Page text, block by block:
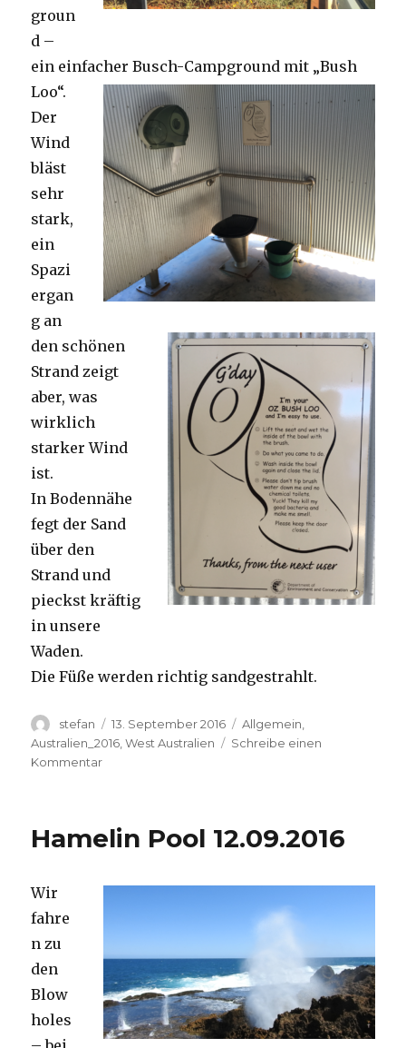
groun
d –
ein einfacher Busch-Campground mit „Bush
Loo“.
Der
Wind
bläst
sehr
stark,
ein
Spazi
ergan
g an
den schönen
Strand zeigt
aber, was
wirklich
starker Wind
ist.
In Bodennähe
fegt der Sand
über den
Strand und
pieckst kräftig
in unsere
Waden.
Die Füße werden richtig sandgestrahlt.
Autor
stefan
Veröffentlicht
am
13. September 2016 Kategorien
Allgemein
Australien_2016 ,West Australien
Schreibe einen
Kommentarzu
Hamelin Pool 12.09.2016
Wir
fahre
n zu
den
Blow
holes